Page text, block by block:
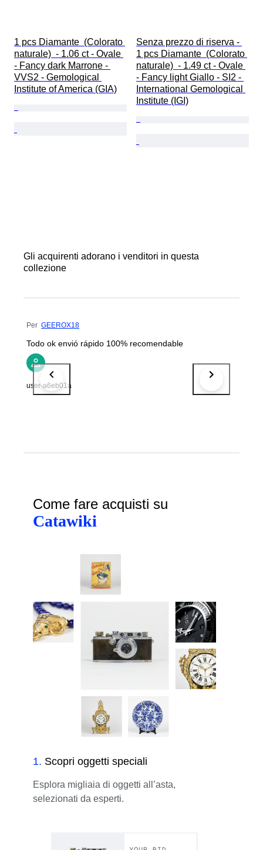
1 pcs Diamante  (Colorato
naturale)  - 1.06 ct - Ovale
- Fancy dark Marrone -
VVS2 - Gemological
Institute of America (GIA)
Senza prezzo di riserva -
1 pcs Diamante  (Colorato
naturale)  - 1.49 ct - Ovale
- Fancy light Giallo - SI2 -
International Gemological
Institute (IGI)
Gli acquirenti adorano i venditori in questa
collezione
Per GEEROX18
Todo ok envió rápido 100% recomendable
user-a6eb01a
Come fare acquisti su
Catawiki
1. Scopri oggetti speciali
Esplora migliaia di oggetti all’asta,
selezionati da esperti.